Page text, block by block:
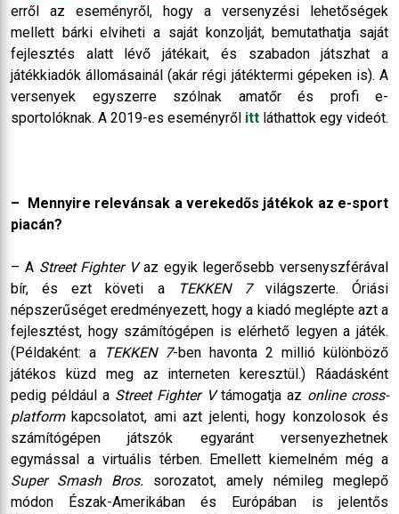
erről az eseményről, hogy a versenyzési lehetőségek
mellett bárki elviheti a saját konzolját, bemutathatja saját
fejlesztés alatt lévő játékait, és szabadon játszhat a
játékkiadók állomásainál (akár régi játéktermi gépeken is). A
versenyek egyszerre szólnak amatőr és profi e-
sportolóknak. A 2019-es eseményről itt láthattok egy videót.
– Mennyire relevánsak a verekedős játékok az e-sport
piacán?
– A Street Fighter Vaz egyik legerősebb versenyszférával
bír, és ezt követi a
TEKKEN 7világszerte. Óriási
népszerűséget eredményezett, hogy a kiadó meglépte azt a
fejlesztést, hogy számítógépen is elérhető legyen a játék.
(Példaként: a
TEKKEN 7-ben havonta 2 millió különböző
játékos küzd meg az interneten keresztül.) Ráadásként
pedig például a Street Fighter Vtámogatja az online cross-
platformkapcsolatot, ami azt jelenti, hogy konzolosok és
számítógépen játszók egyaránt versenyezhetnek
egymással a virtuális térben. Emellett kiemelném még a
Super Smash Bros. sorozatot, amely némileg meglepő
módon Észak-Amerikában és Európában is jelentős